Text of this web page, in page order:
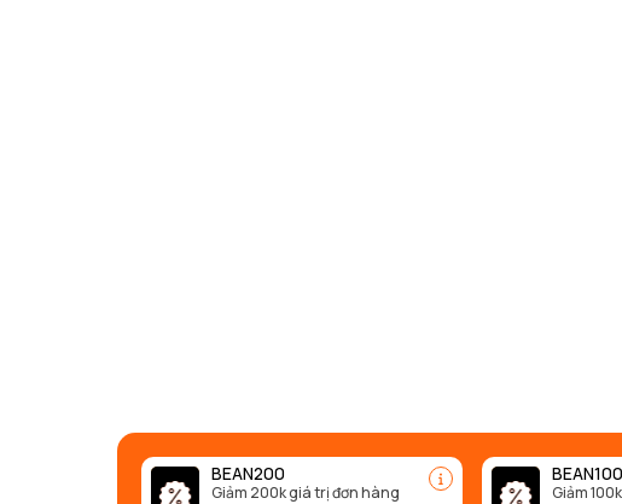
BEAN200
Giảm 200k giá trị đơn hàng
BEAN100
Giảm